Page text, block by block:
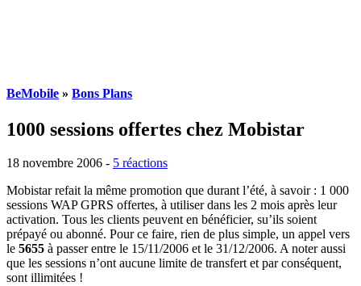
BeMobile » Bons Plans
1000 sessions offertes chez Mobistar
18 novembre 2006 - 5 réactions
Mobistar refait la même promotion que durant l’été, à savoir : 1 000
sessions WAP GPRS offertes, à utiliser dans les 2 mois après leur
activation. Tous les clients peuvent en bénéficier, su’ils soient
prépayé ou abonné. Pour ce faire, rien de plus simple, un appel vers
le 5655 à passer entre le 15/11/2006 et le 31/12/2006. A noter aussi
que les sessions n’ont aucune limite de transfert et par conséquent,
sont illimitées !